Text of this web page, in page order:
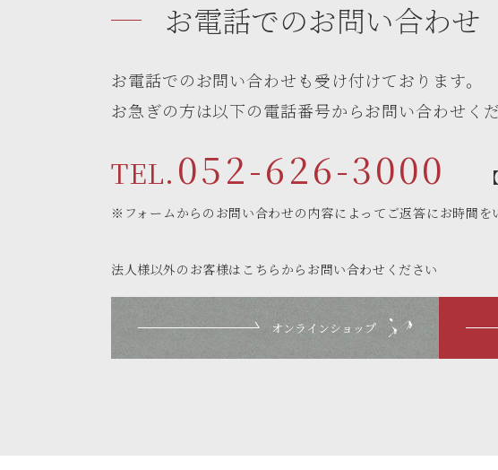
お電話でのお問い合わせ
お電話でのお問い合わせも受け付けております。
お急ぎの方は以下の電話番号からお問い合わせくだ
TEL. 052-626-3000
※フォームからのお問い合わせの内容によってご返答にお時間を
法人様以外のお客様はこちらからお問い合わせください
オンラインショップ